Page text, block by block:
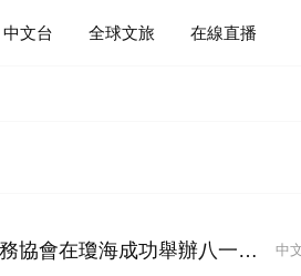
中文台 全球文旅 在線直播
中
功舉辦八一建軍99周年紀念活動